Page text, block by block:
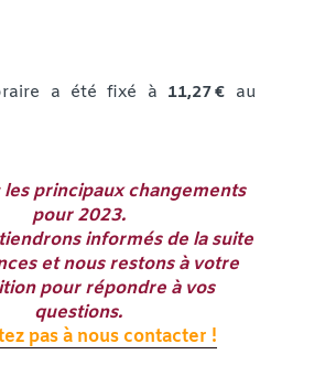
a été fixé à 11,27 € au
les principaux changements
pour 2023.
informés de la suite
et nous restons à votre
pour répondre à vos
questions.
pas à nous contacter !